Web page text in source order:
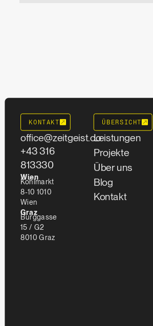
KONTAKT
office@zeitgeist.co
+43 316
813330
Wien
Kohlmarkt
8-10 1010
Wien
Graz
Burggasse
15 / G2
8010 Graz
ÜBERSICHT
Leistungen
Projekte
Über uns
Blog
Kontakt